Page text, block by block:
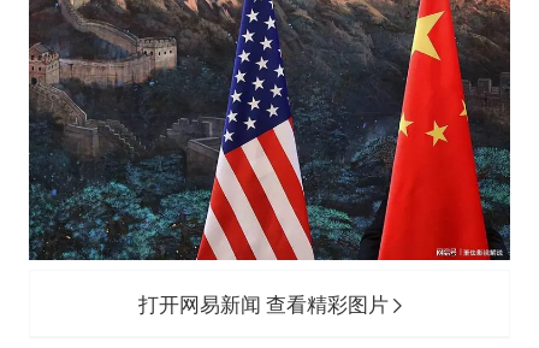
打开网易新闻 查看精彩图片